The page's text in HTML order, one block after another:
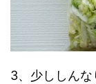
3、少ししん